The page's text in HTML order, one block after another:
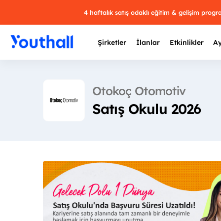
4 haftalık satış odaklı eğitim & gelişim
Şirketler İlanlar Etkinlikler
Otokoç Otomotiv
Satış Okulu 2026